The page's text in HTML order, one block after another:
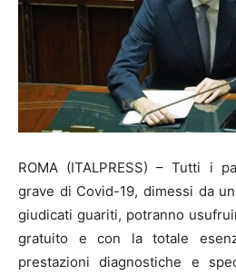
ROMA (ITALPRESS) – Tutti i
grave di Covid-19, dimessi da
giudicati guariti, potranno
gratuito e con la totale
prestazioni diagnostiche e